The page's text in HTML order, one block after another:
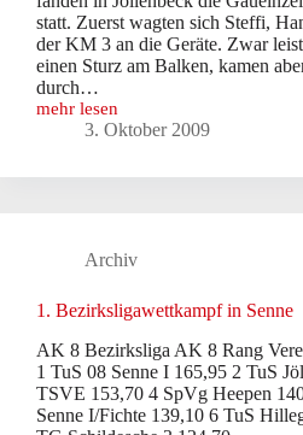
statt. Zuerst wagten sich Steffi,
der KM 3 an die Geräte. Zwar
einen Sturz am Balken, kamen
durch…
mehr lesen
Gaueinzelmeisterschaften
3. Oktober 2009
Archiv
1. Bezirksligawettkampf in Senne
AK 8 Bezirksliga AK 8 Rang
1 TuS 08 Senne I 165,95 2 TuS
TSVE 153,70 4 SpVg Heepen
Senne I/Fichte 139,10 6 TuS